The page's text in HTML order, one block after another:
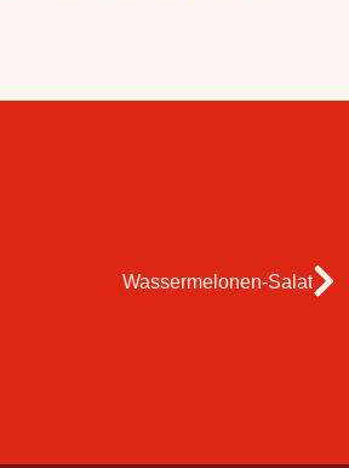
Wassermelonen-Salat